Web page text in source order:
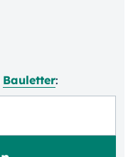
Bauletter: